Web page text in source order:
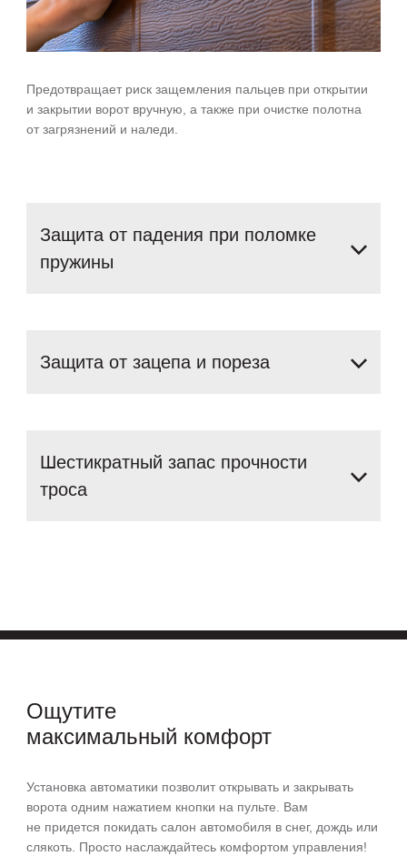
Предотвращает риск защемления пальцев при открытии
и закрытии ворот вручную, а также при очистке полотна
от загрязнений и наледи.
Защита от падения при поломке
пружины
Защита от зацепа и пореза
Шестикратный запас прочности
троса
Ощутите
максимальный комфорт
Установка автоматики позволит открывать и закрывать
ворота одним нажатием кнопки на пульте. Вам
не придется покидать салон автомобиля в снег, дождь или
слякоть. Просто наслаждайтесь комфортом управления!